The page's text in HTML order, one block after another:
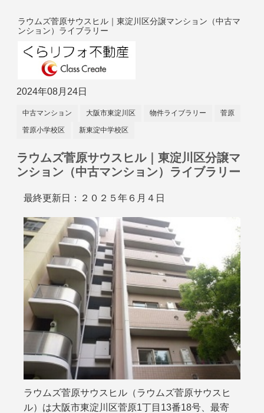
ラウムズ菅原サウスヒル｜東淀川区分譲マンション（中古マ
ンション）ライブラリー
2024年08月24日
中古マンション 大阪市東淀川区 物件ライブラリー 菅原
菅原小学校区 新東淀中学校区
ラウムズ菅原サウスヒル｜東淀川区分譲マ
ンション（中古マンション）ライブラリー
最終更新日：２０２５年６月４日
ラウムズ菅原サウスヒル（ラウムズ菅原サウスヒ
ル）は大阪市東淀川区菅原1丁目13番18号、最寄